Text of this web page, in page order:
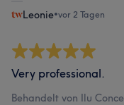
Leonie•vor 2 Tagen
Very professional.
Behandelt von Ilu